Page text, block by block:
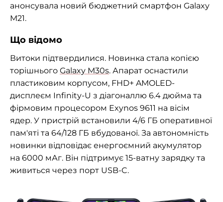
анонсувала новий бюджетний смартфон Galaxy
M21.
Що відомо
Витоки підтвердилися. Новинка стала копією
торішнього Galaxy M30s. Апарат оснастили
пластиковим корпусом, FHD+ AMOLED-
дисплеєм Infinity-U з діагоналлю 6.4 дюйма та
фірмовим процесором Exynos 9611 на вісім
ядер. У пристрій встановили 4/6 ГБ оперативної
пам'яті та 64/128 ГБ вбудованої. За автономність
новинки відповідає енергоємний акумулятор
на 6000 мАг. Він підтримує 15-ватну зарядку та
живиться через порт USB-C.